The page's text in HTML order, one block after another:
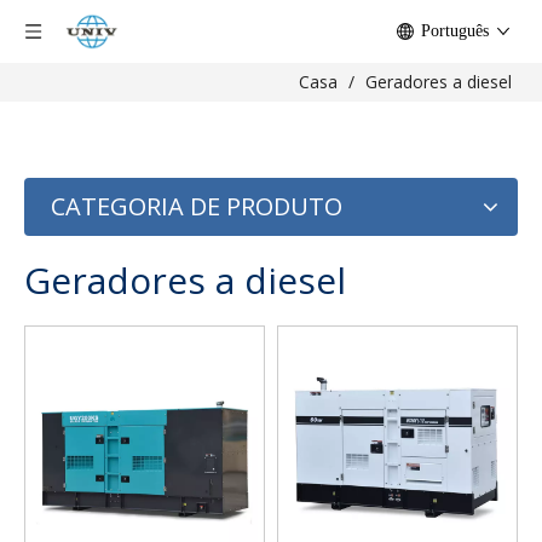
Português
Casa / Geradores a diesel
CATEGORIA DE PRODUTO
Geradores a diesel